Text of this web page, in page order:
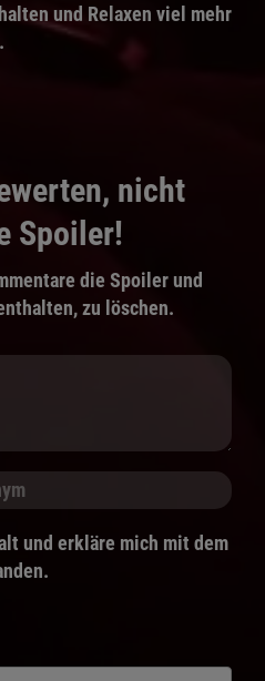
und Relaxen viel mehr
nicht
Spoiler!
die Spoiler und
zu löschen.
und erkläre mich mit dem